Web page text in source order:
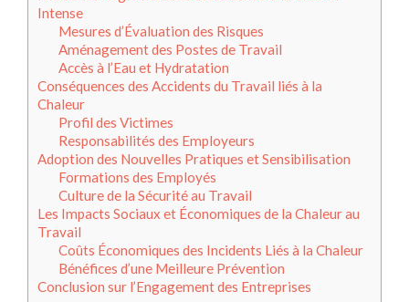
Intense
Mesures d’Évaluation des Risques
Aménagement des Postes de Travail
Accès à l’Eau et Hydratation
Conséquences des Accidents du Travail liés à la
Chaleur
Profil des Victimes
Responsabilités des Employeurs
Adoption des Nouvelles Pratiques et Sensibilisation
Formations des Employés
Culture de la Sécurité au Travail
Les Impacts Sociaux et Économiques de la Chaleur au
Travail
Coûts Économiques des Incidents Liés à la Chaleur
Bénéfices d’une Meilleure Prévention
Conclusion sur l’Engagement des Entreprises